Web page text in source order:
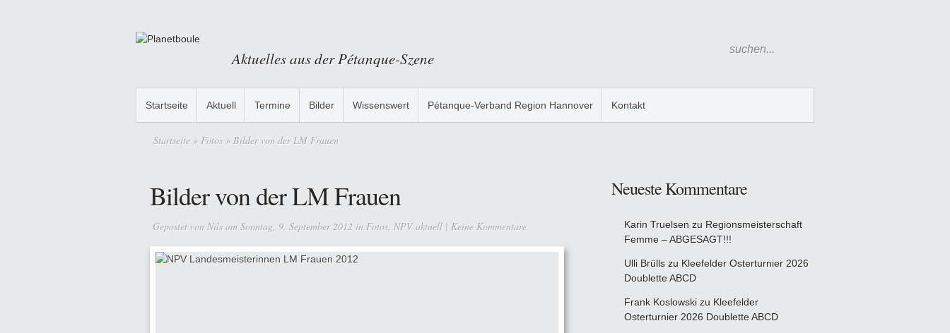
Aktuelles aus der Pétanque-Szene
Startseite Aktuell Termine Bilder Wissenswert Pétanque-Verband Region Hannover Kontakt
Startseite » Fotos » Bilder von der LM Frauen
Bilder von der LM Frauen
Gepostet von Nils am Sonntag, 9. September 2012 in Fotos, NPV aktuell | Keine Kommentare
Neueste Kommentare
Karin Truelsen zu Regionsmeisterschaft
Femme – ABGESAGT!!!
Ulli Brülls zu Kleefelder Osterturnier 2026
Doublette ABCD
Frank Koslowski zu Kleefelder
Osterturnier 2026 Doublette ABCD